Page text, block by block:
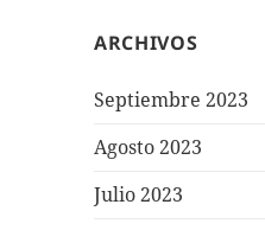
ARCHIVOS
Septiembre 2023
Agosto 2023
Julio 2023